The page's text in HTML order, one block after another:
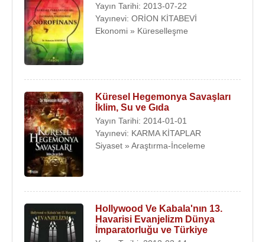
Yayın Tarihi: 2013-07-22
Yayınevi: ORİON KİTABEVİ
Ekonomi » Küreselleşme
Küresel Hegemonya Savaşları
İklim, Su ve Gıda
Yayın Tarihi: 2014-01-01
Yayınevi: KARMA KİTAPLAR
Siyaset » Araştırma-İnceleme
Hollywood Ve Kabala'nın 13.
Havarisi Evanjelizm Dünya
İmparatorluğu ve Türkiye